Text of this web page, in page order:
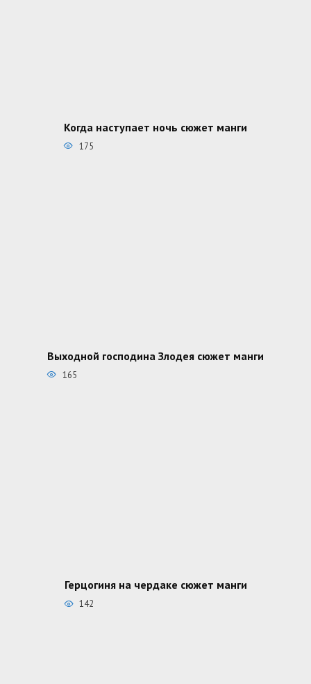
Когда наступает ночь сюжет манги
175
Выходной господина Злодея сюжет манги
165
Герцогиня на чердаке сюжет манги
142